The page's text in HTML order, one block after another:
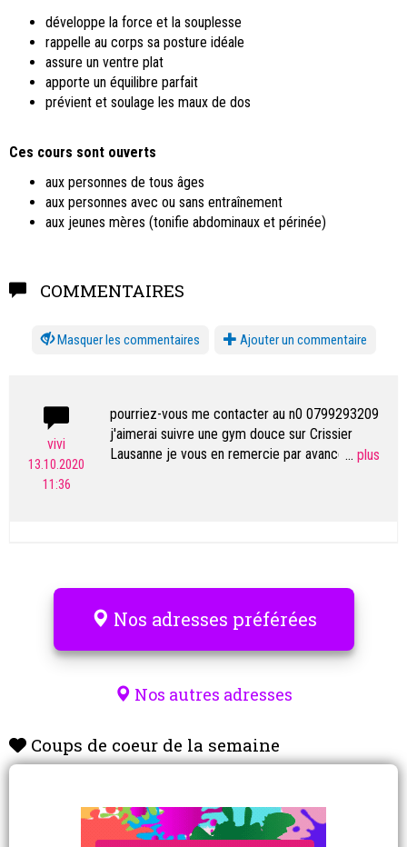
développe la force et la souplesse
rappelle au corps sa posture idéale
assure un ventre plat
apporte un équilibre parfait
prévient et soulage les maux de dos
Ces cours sont ouverts
aux personnes de tous âges
aux personnes avec ou sans entraînement
aux jeunes mères (tonifie abdominaux et périnée)
COMMENTAIRES
les commentaires Ajouter un commentaire
vivi
13.10.2020
11:36
pourriez-vous me contacter au n0 0799293209
j'aimerai suivre une gym douce sur Crissier
Lausanne je vous en remercie par avance mail
...
Nos adresses préférées
Nos autres adresses
Coups de coeur de la semaine